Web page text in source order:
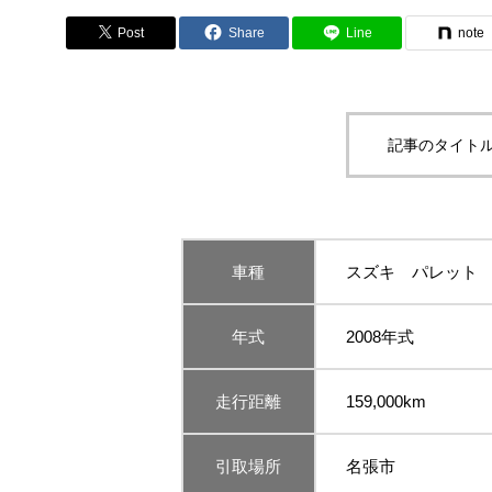
Post Share Line note
記事のタイト
車種 スズキ パレット
年式 2008年式
走行距離 159,000km
引取場所 名張市